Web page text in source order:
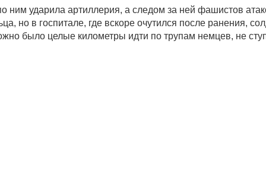
ним ударила артиллерия, а следом за ней фашистов
но в госпитале, где вскоре очутился после ранения,
было целые километры идти по трупам немцев, не